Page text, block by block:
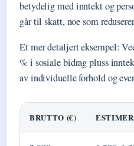
betydelig med inntekt og
går til skatt, noe som
Et mer detaljert eksempel:
% i sosiale bidrag pluss
av individuelle forhold og
BRUTTO (€)